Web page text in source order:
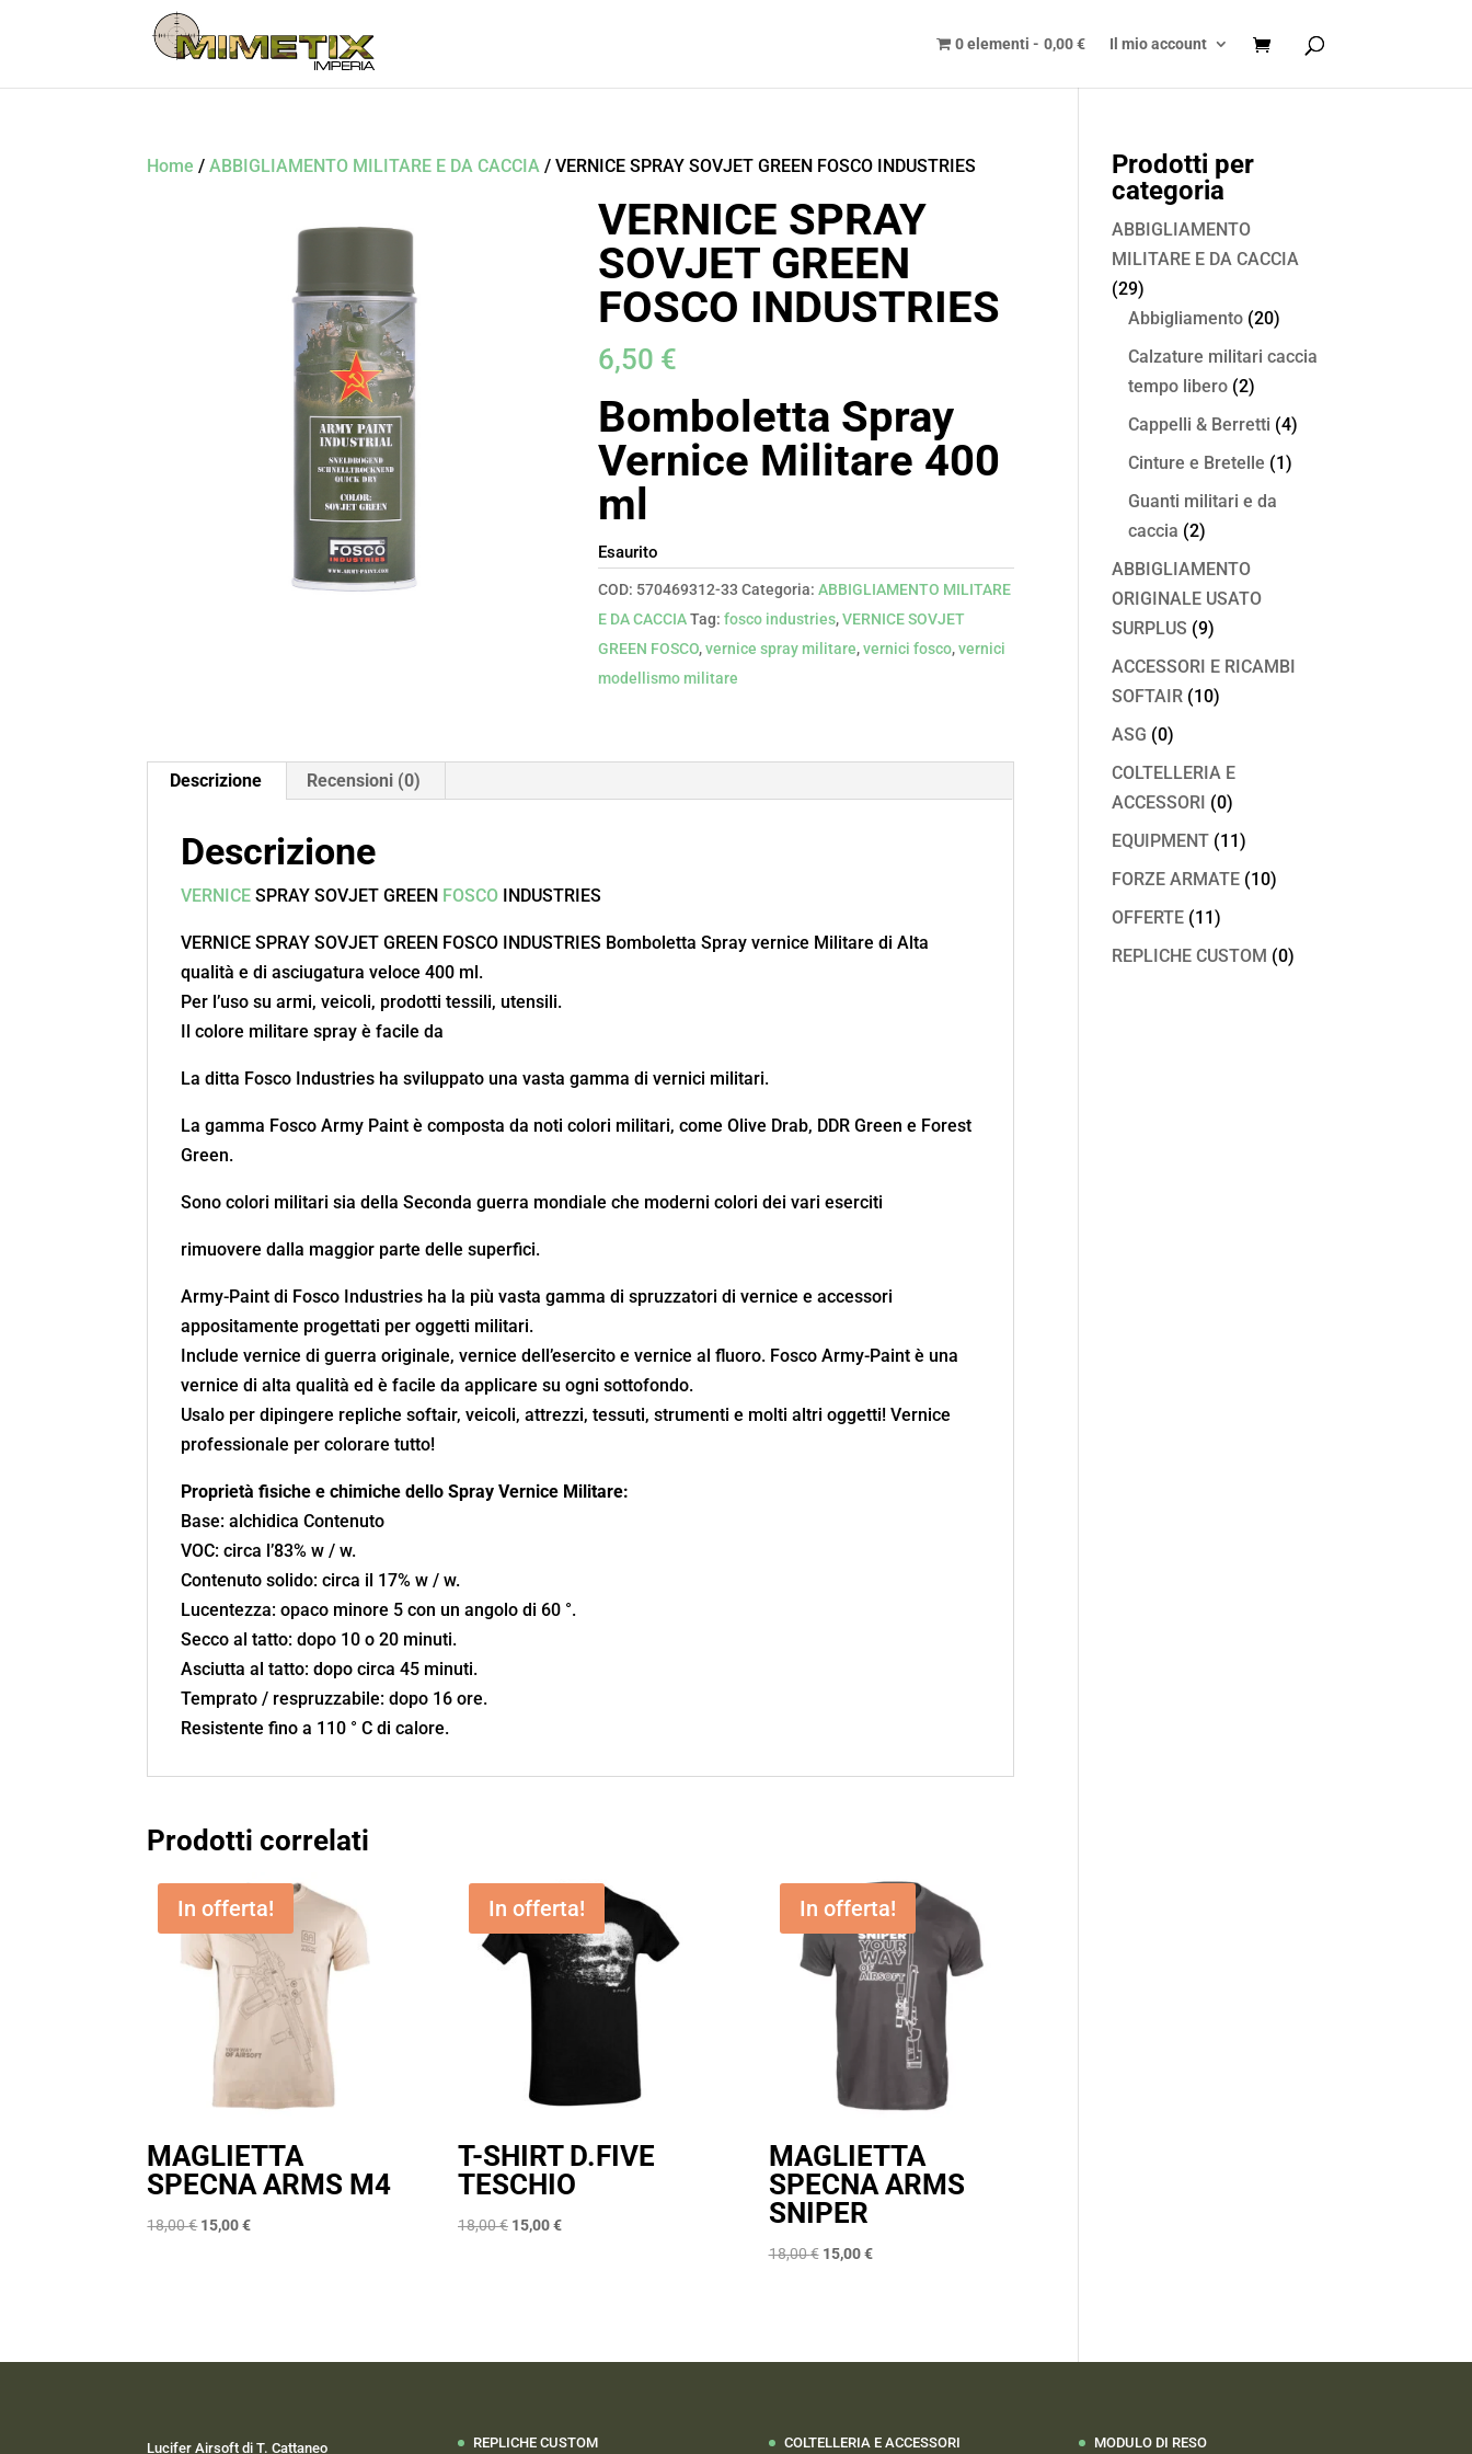
0 elementi 0,00 € Il mio account
Home /ABBIGLIAMENTO MILITARE E DA CACCIA / VERNICE SPRAY SOVJET GREEN FOSCO INDUSTRIES
VERNICE SPRAY
SOVJET GREEN
FOSCO INDUSTRIES
6,50 €
Bomboletta Spray
Vernice Militare 400
ml
Esaurito
COD: 570469312-33 Categoria:ABBIGLIAMENTO MILITARE
E DA CACCIATag:fosco industries,VERNICE SOVJET
GREEN FOSCO,vernice spray militare,vernici fosco,vernici
modellismo militare
Descrizione Recensioni (0)
Descrizione
VERNICE SPRAY SOVJET GREEN FOSCO INDUSTRIES
VERNICE SPRAY SOVJET GREEN FOSCO INDUSTRIES Bomboletta Spray vernice Militare di Alta
qualità e di asciugatura veloce 400 ml.
Per l’uso su armi, veicoli, prodotti tessili, utensili.
Il colore militare spray è facile da
La ditta Fosco Industries ha sviluppato una vasta gamma di vernici militari.
La gamma Fosco Army Paint è composta da noti colori militari, come Olive Drab, DDR Green e Forest
Green.
Sono colori militari sia della Seconda guerra mondiale che moderni colori dei vari eserciti
rimuovere dalla maggior parte delle superfici.
Army-Paint di Fosco Industries ha la più vasta gamma di spruzzatori di vernice e accessori
appositamente progettati per oggetti militari.
Include vernice di guerra originale, vernice dell’esercito e vernice al fluoro. Fosco Army-Paint è una
vernice di alta qualità ed è facile da applicare su ogni sottofondo.
Usalo per dipingere repliche softair, veicoli, attrezzi, tessuti, strumenti e molti altri oggetti! Vernice
professionale per colorare tutto!
Proprietà fisiche e chimiche dello Spray Vernice Militare:
Base: alchidica Contenuto
VOC: circa l’83% w / w.
Contenuto solido: circa il 17% w / w.
Lucentezza: opaco minore 5 con un angolo di 60 °.
Secco al tatto: dopo 10 o 20 minuti.
Asciutta al tatto: dopo circa 45 minuti.
Temprato / respruzzabile: dopo 16 ore.
Resistente fino a 110 ° C di calore.
Prodotti correlati
In offerta!
MAGLIETTA
SPECNA ARMS M4
18,00€ Il
15,00€Il
In offerta!
T-SHIRT D.FIVE
TESCHIO
18,00€ Il
15,00€Il
In offerta!
MAGLIETTA
SPECNA ARMS
SNIPER
18,00€ Il
15,00€Il
Prodotti per
categoria
ABBIGLIAMENTO
MILITARE E DA CACCIA
(29)
Abbigliamento (20)
Calzature militari caccia
tempo libero (2)
Cappelli & Berretti (4)
Cinture e Bretelle (1)
Guanti militari e da
caccia (2)
ABBIGLIAMENTO
ORIGINALE USATO
SURPLUS (9)
ACCESSORI E RICAMBI
SOFTAIR (10)
ASG (0)
COLTELLERIA E
ACCESSORI (0)
EQUIPMENT (11)
FORZE ARMATE (10)
OFFERTE (11)
REPLICHE CUSTOM (0)
Lucifer Airsoft di T. Cattaneo REPLICHE CUSTOM COLTELLERIA E ACCESSORI MODULO DI RESO